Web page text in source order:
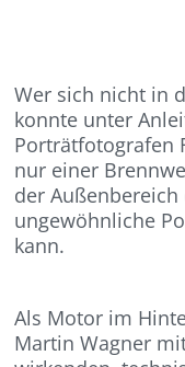
Wer sich nicht in
konnte unter
Porträtfotografen
nur einer
der
ungewöhnliche
kann.
Als Motor im
Martin Wagner